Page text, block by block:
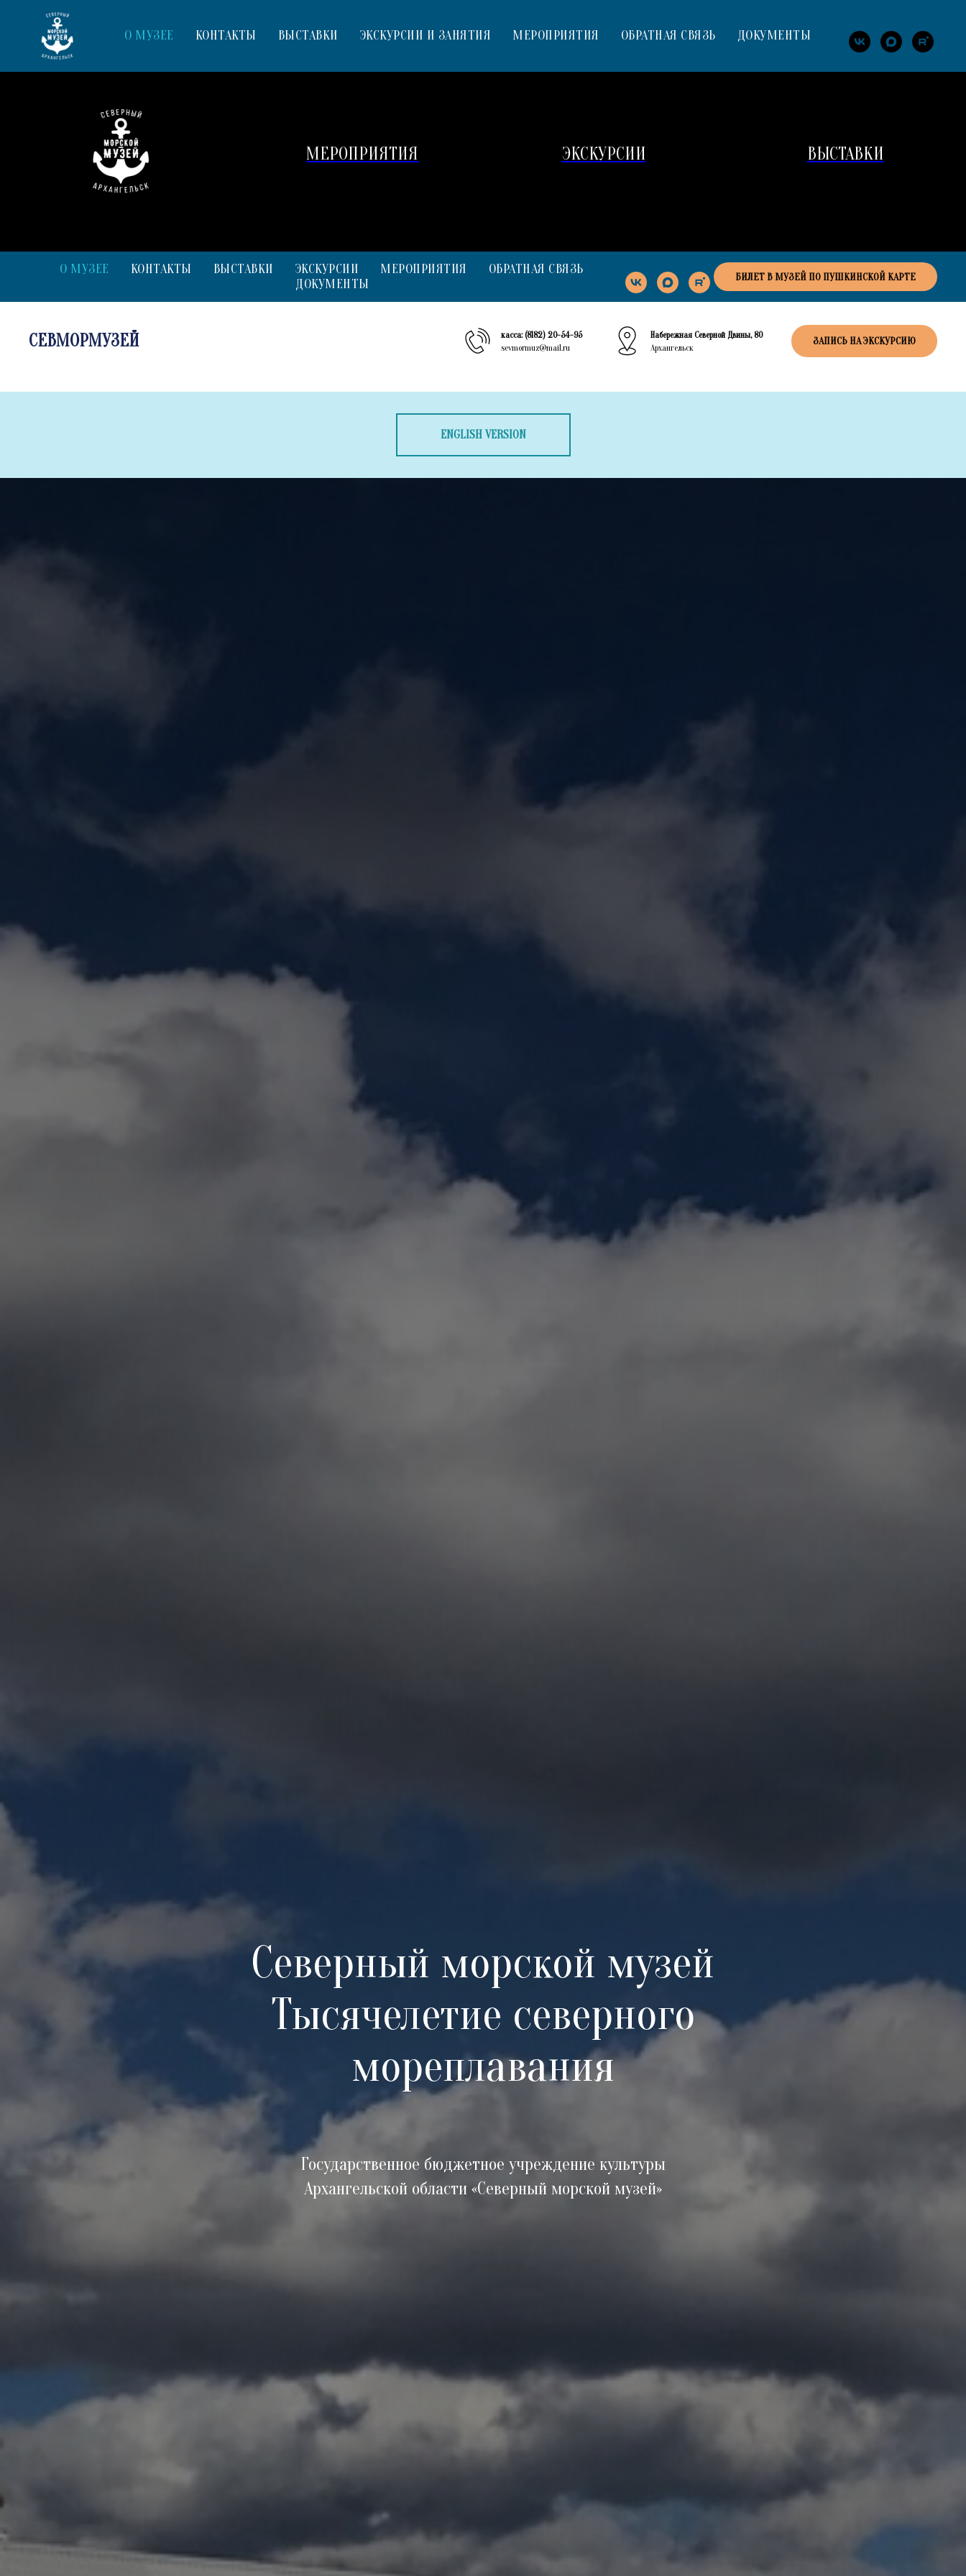
О МУЗЕЕ КОНТАКТЫ ВЫСТАВКИ ЭКСКУРСИИ И ЗАНЯТИЯ МЕРОПРИЯТИЯ ОБРАТНАЯ СВЯЗЬ ДОКУМЕНТЫ
МЕРОПРИЯТИЯ ЭКСКУРСИИ ВЫСТАВКИ
О МУЗЕЕ КОНТАКТЫ ВЫСТАВКИ ЭКСКУРСИИ МЕРОПРИЯТИЯ
ОБРАТНАЯ СВЯЗЬ
ДОКУМЕНТЫ
БИЛЕТ В МУЗЕЙ ПО ПУШКИНСКОЙ КАРТЕ
СЕВМОРМУЗЕЙ
касса: (8182) 20-54-95
sevmormuz@mail.ru
Набережная Северной Двины, 80
Архангельск
ЗАПИСЬ НА ЭКСКУРСИЮ
ENGLISH VERSION
Северный морской музей
Тысячелетие северного
мореплавания
Государственное бюджетное учреждение культуры
Архангельской области «Северный морской музей»